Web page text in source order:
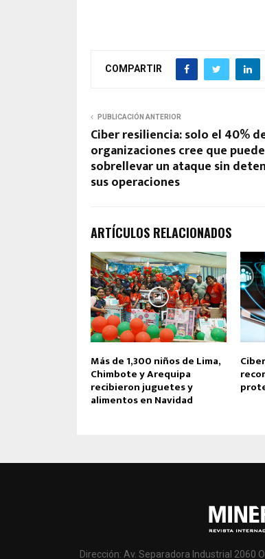
COMPARTIR
PUBLICACIÓN ANTERIOR
Ciber resiliencia: solo el 40%
organizaciones cree que puede
sobrellevar un ataque sin
sus operaciones
ARTÍCULOS RELACIONADOS
Más de 1,300 niños de Lima,
Chimbote y Arequipa
recibieron juguetes y
alimentos en Navidad
Dirección: Av. Separadora Industrial 2060